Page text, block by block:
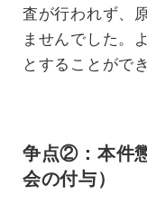
査が行われず、
ませんでした。
とすることがで
争点②：本件
会の付与）